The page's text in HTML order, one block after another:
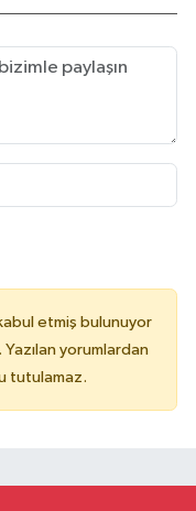
etmiş bulunuyor
yorumlardan
tutulamaz.